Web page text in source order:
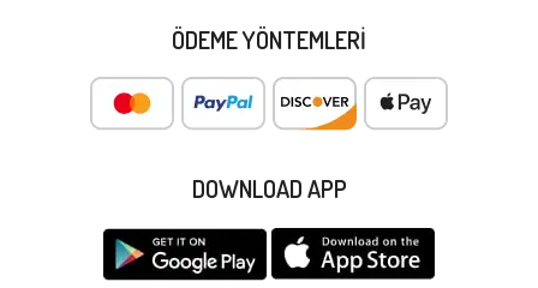
ÖDEME YÖNTEMLERI
DOWNLOAD APP